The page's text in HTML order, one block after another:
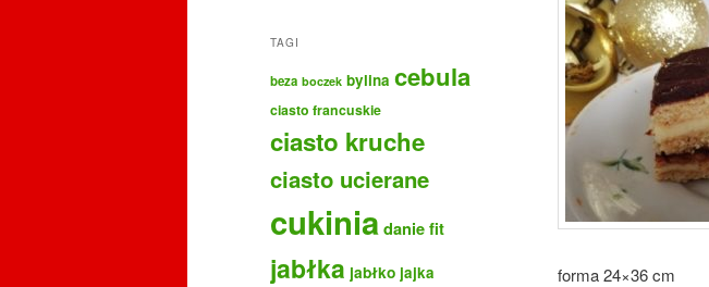
forma 24×36 cm
TAGI
beza boczek bylina cebula
ciasto francuskie
ciasto kruche
ciasto ucierane
cukiniadanie fit
jabłka jabłko jajka